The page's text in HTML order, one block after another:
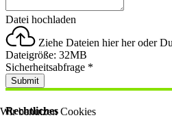
Datei hochladen
Ziehe Dateien hier her oder
Dateigröße: 32MB
Sicherheitsabfrage *
Submit
Rechtliches
Wir benutzen Cookies